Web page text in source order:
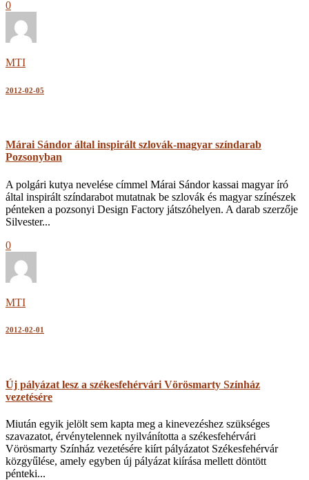
0
MTI
2012-02-05
Márai Sándor által inspirált szlovák-magyar színdarab
Pozsonyban
A polgári kutya nevelése címmel Márai Sándor kassai magyar író
által inspirált színdarabot mutatnak be szlovák és magyar színészek
pénteken a pozsonyi Design Factory játszóhelyen. A darab szerzője
Silvester...
0
MTI
2012-02-01
Új pályázat lesz a székesfehérvári Vörösmarty Színház
vezetésére
Miután egyik jelölt sem kapta meg a kinevezéshez szükséges
szavazatot, érvénytelennek nyilvánította a székesfehérvári
Vörösmarty Színház vezetésére kiírt pályázatot Székesfehérvár
közgyűlése, amely egyben új pályázat kiírása mellett döntött
pénteki...